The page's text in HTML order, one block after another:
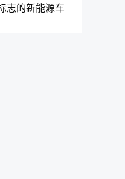
志的新能源车